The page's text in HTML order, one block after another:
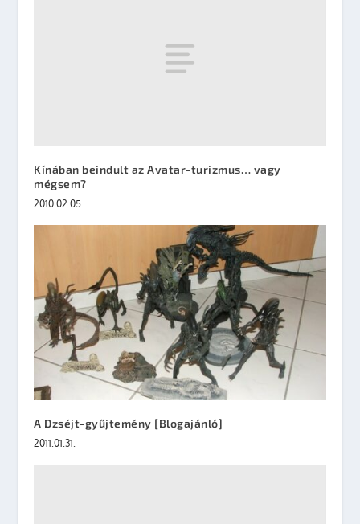
Kínában beindult az Avatar-turizmus… vagy
mégsem?
2010.02.05.
A Dzséjt-gyűjtemény [Blogajánló]
2011.01.31.